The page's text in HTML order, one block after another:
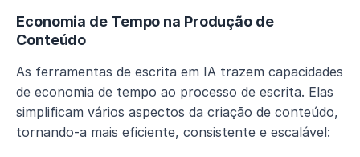
Economia de Tempo na Produção de
Conteúdo
As ferramentas de escrita em IA trazem capacidades
de economia de tempo ao processo de escrita. Elas
simplificam vários aspectos da criação de conteúdo,
tornando-a mais eficiente, consistente e escalável: